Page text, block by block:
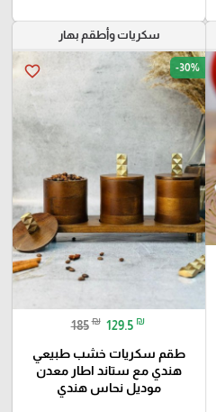
سكريات وأطقم بهار
favorite_border -30%
185 ₪ 129.5 ₪
طقم سكريات خشب طبيعي
هندي مع ستاند اطار معدن
موديل نحاس هندي